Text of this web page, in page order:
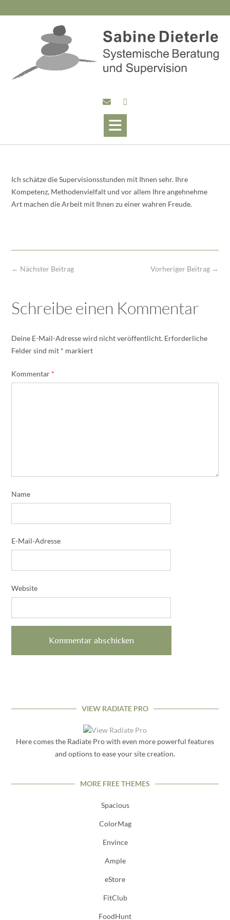
to
Ich schätze die Supervisionsstunden mit Ihnen sehr. Ihre
Kompetenz, Methodenvielfalt und vor allem Ihre angehnehme
Art machen die Arbeit mit Ihnen zu einer wahren Freude.
Post
Vorheriger Beitrag →
← Nächster Beitrag
Schreibe einen Kommentar
Deine E-Mail-Adresse wird nicht veröffentlicht. Erforderliche
Felder sind mit * markiert
Kommentar *
Name
E-Mail-Adresse
Website
VIEW RADIATE PRO
Here comes the Radiate Pro with even more powerful features
and options to ease your site creation.
MORE FREE THEMES
Spacious
ColorMag
Envince
Ample
eStore
FitClub
FoodHunt